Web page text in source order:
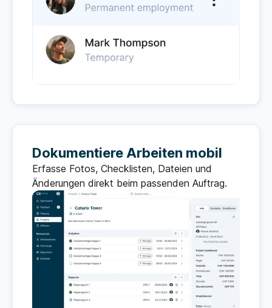
Dokumentiere Arbeiten mobil
Erfasse Fotos, Checklisten, Dateien und
Änderungen direkt beim passenden Auftrag.